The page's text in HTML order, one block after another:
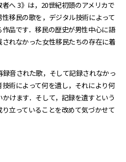
へ 3》は，20世紀初頭のアメリカで
移民の歌を，デジタル技術によって
品です．移民の歴史が男性中心に語
れなかった女性移民たちの存在に着
音された歌，そして記録されなかっ
術によって何を遺し，それにより何
けます．そして，記録を遺すという
立っていることを改めて気づかせて